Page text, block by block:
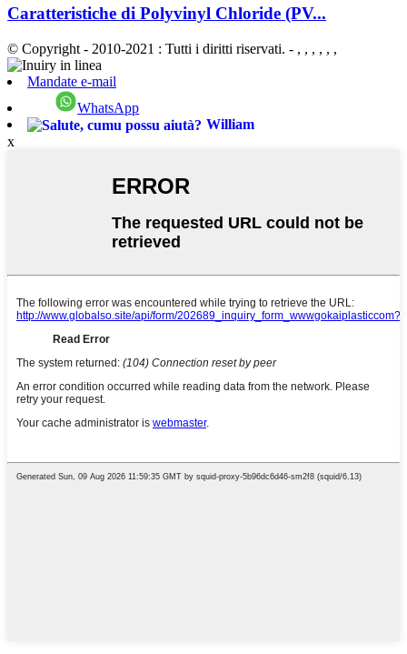
Caratteristiche di Polyvinyl Chloride (PV...
© Copyright - 2010-2021 : Tutti i diritti riservati. - , , , , , ,
Mandate e-mail
WhatsApp
William
x